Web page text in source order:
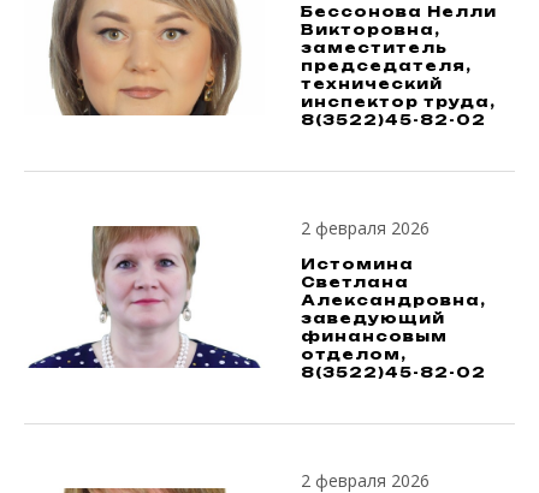
Бессонова Нелли
Викторовна,
заместитель
председателя,
технический
инспектор труда,
8(3522)45-82-02
2 февраля 2026
Истомина
Светлана
Александровна,
заведующий
финансовым
отделом,
8(3522)45-82-02
2 февраля 2026